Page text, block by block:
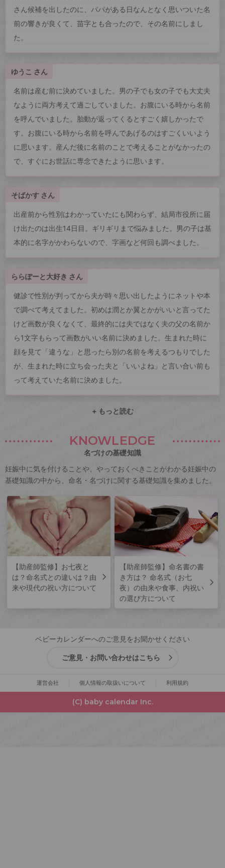
さん候補を出したのに、パパがある日なんとなく思いついた名
前の響きが良くて、苗字とも合ったので、その名前にしまし
た。
ゆうこ さん
名前は産む前に決めていました。男の子でも女の子でも大丈夫
なように両方考えて過ごしていました。お腹にいる時から名前
を呼んでいました。胎動が返ってくるとすごく嬉しかったで
す。お腹にいる時から名前を呼んであげるのはすごくいいよう
に思います。産んだ後に名前のことで考えることがなかったの
で、すぐにお世話に専念できたように思います。
そばかす さん
出産前から性別はわかっていたにも関わらず、結局市役所に届
け出たのは出生14日目。ギリギリまで悩みました。男の子は基
本的に名字がかわらないので、字画など何回も調べました。
ららぽーと大好き さん
健診で性別が判ってから夫が時々思い出したようにネットや本
で調べて考えてました。初めは潤とか翼とかがいいと言ってた
けど画数が良くなくて、最終的には夫ではなく夫の父の名前か
ら1文字もらって画数がいい名前に決めました。生まれた時に
顔を見て「違うな」と思ったら別の名前を考えるつもりでした
が、生まれた時に立ち会った夫と「いいよね」と言い合い前も
って考えていた名前に決めました。
+ もっと読む
KNOWLEDGE
名づけの基礎知識
妊娠中に気を付けることや、やっておくべきことがわかる妊娠中の
基礎知識の中から、命名・名づけに関する基礎知識を集めました。
【助産師監修】お七夜と
は？命名式との違いは？由
来や現代の祝い方について
【助産師監修】命名書の書
き方は？ 命名式（お七
夜）の由来や食事、内祝い
の選び方について
ベビーカレンダーへのご意見をお聞かせください
ご意見・お問い合わせはこちら
運営会社 個人情報の取扱いについて 利用規約
(C) baby calendar Inc.